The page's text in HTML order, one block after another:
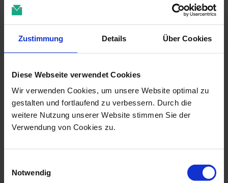
Zustimmung Details Über Cookies
Diese Webseite verwendet Cookies
Wir verwenden Cookies, um unsere Website optimal zu
gestalten und fortlaufend zu verbessern. Durch die
weitere Nutzung unserer Website stimmen Sie der
Verwendung von Cookies zu.
Notwendig
04.11.26 - 04.11.26
Dr. Christian Leonhardt